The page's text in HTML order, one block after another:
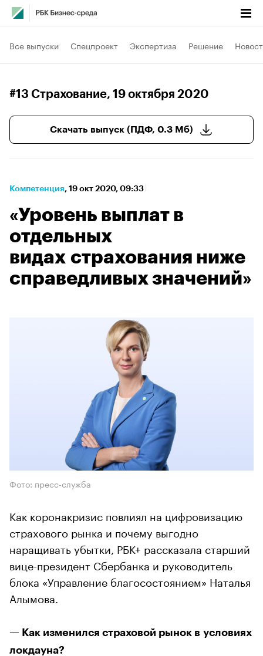
Все выпуски Спецпроект Экспертиза Решение
#13 Страхование, 19 октября 2020
Скачать выпуск (ПДФ, 0.3 Мб)
Компетенция⁠, 19 окт 2020, 09:33
«Уровень выплат в
отдельных
видах страхования ниже
справедливых значений»
Фото: пресс-служба
Как коронакризис повлиял на цифровизацию
страхового рынка и почему выгодно
наращивать убытки, РБК+ рассказала старший
вице-президент Сбербанка и руководитель
блока «Управление благосостоянием» Наталья
Алымова.
— Как изменился страховой рынок в условиях
локдауна?